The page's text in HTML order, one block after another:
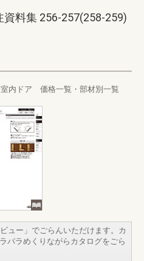
料集 256-257(258-259)
室内ドア 価格一覧・部材別一覧
ュー」でごらんいただけます。カ
パラめくりながらカタログをごら